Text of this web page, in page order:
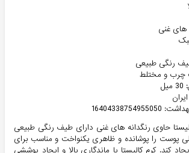
های غنی
رنگی طبیعی
چرب و مختلط
حاوی رنگدانه های غنی دارای طیف رنگی طبیعی
پوست را پوشانده و ظاهری یکنواخت و مناسب برای
کند. کرم کالیستا با ماندگاری بالا و ایجاد پوششی